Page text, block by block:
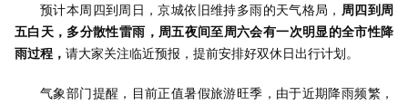
预计本周四到周日，京城依旧维持多雨的天气格局， 周四到周
五白天，多分散性雷雨，周五夜间至周六会有一次明显的全市性降
雨过程， 请大家关注临近预报，提前安排好双休日出行计划。
气象部门提醒，目前正值暑假旅游旺季，由于近期降雨频繁，